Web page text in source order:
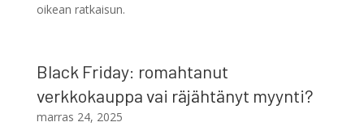
oikean ratkaisun.
Black Friday: romahtanut
verkkokauppa vai räjähtänyt myynti?
marras 24, 2025